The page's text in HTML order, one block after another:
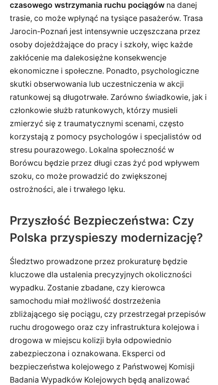
czasowego wstrzymania ruchu pociągów na danej
trasie, co może wpłynąć na tysiące pasażerów. Trasa
Jarocin-Poznań jest intensywnie uczęszczana przez
osoby dojeżdżające do pracy i szkoły, więc każde
zakłócenie ma dalekosiężne konsekwencje
ekonomiczne i społeczne. Ponadto, psychologiczne
skutki obserwowania lub uczestniczenia w akcji
ratunkowej są długotrwałe. Zarówno świadkowie, jak i
członkowie służb ratunkowych, którzy musieli
zmierzyć się z traumatycznymi scenami, często
korzystają z pomocy psychologów i specjalistów od
stresu pourazowego. Lokalna społeczność w
Borówcu będzie przez długi czas żyć pod wpływem
szoku, co może prowadzić do zwiększonej
ostrożności, ale i trwałego lęku.
Przyszłość Bezpieczeństwa: Czy
Polska przyspieszy modernizację?
Śledztwo prowadzone przez prokuraturę będzie
kluczowe dla ustalenia precyzyjnych okoliczności
wypadku. Zostanie zbadane, czy kierowca
samochodu miał możliwość dostrzeżenia
zbliżającego się pociągu, czy przestrzegał przepisów
ruchu drogowego oraz czy infrastruktura kolejowa i
drogowa w miejscu kolizji była odpowiednio
zabezpieczona i oznakowana. Eksperci od
bezpieczeństwa kolejowego z Państwowej Komisji
Badania Wypadków Kolejowych będą analizować